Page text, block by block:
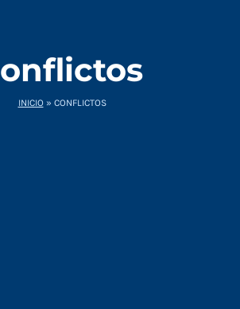
INICIO» CONFLICTOS